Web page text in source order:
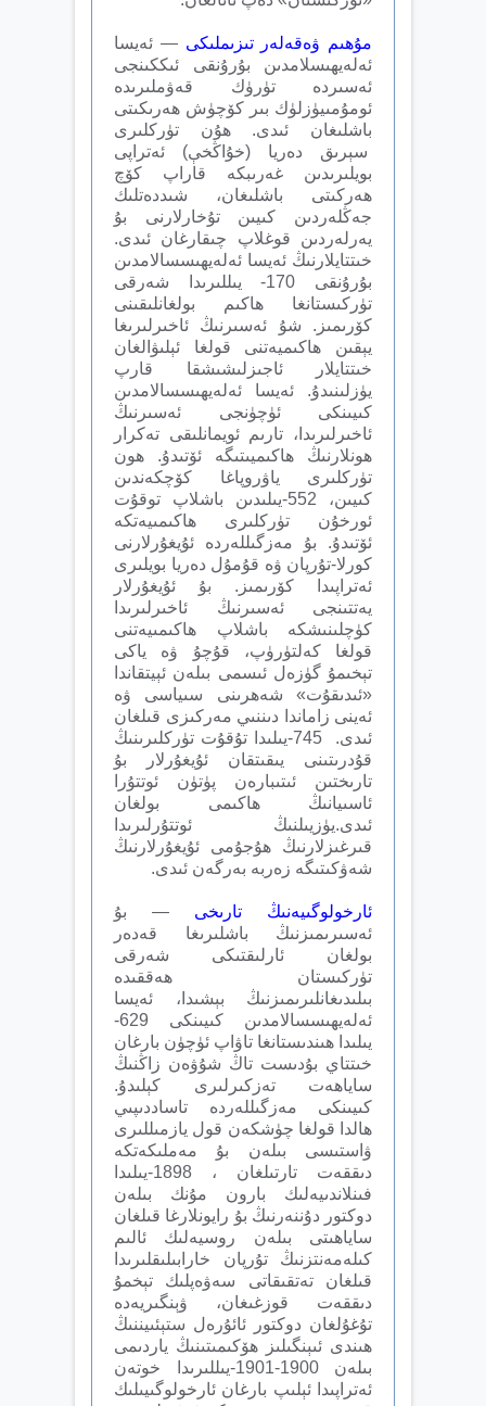
مۇھىم ۋەقەلەر تىزىملىكى — ئەيسا
ئەلەيھىسلامدىن بۇرۇنقى ئىككىنجى
ئەسىردە تۈرۈك قەۋملىرىدە
ئومۇمىيۈزلۈك بىر كۆچۈش ھەرىكىتى
باشلىغان ئىدى. ھۇن تۈركلىرى
سېرىق دەريا (خۇاڭخې) ئەتراپى
بويلىرىدىن غەرىبكە قاراپ كۆچ
ھەركىتى باشلىغان، شىددەتلىك
جەڭلەردىن كىيىن تۇخارلارنى بۇ
يەرلەردىن قوغلاپ چىقارغان ئىدى.
خىتتايلارنىڭ ئەيسا ئەلەيھىسسالامدىن
بۇرۇنقى 170- يىللىرىدا شەرقى
تۈركىستانغا ھاكىم بولغانلىقىنى
كۆرىمىز. شۇ ئەسىرنىڭ ئاخىرلىرىغا
يېقىن ھاكىميەتنى قولغا ئېلىۋالغان
خىتتايلار ئاجىزلىشىشقا قارپ
يۈزلىنىدۇ. ئەيسا ئەلەيھىسسالامدىن
كىيىنكى ئۈچۈنجى ئەسىرنىڭ
ئاخىرلىرىدا، تارىم ئويمانلىقى تەكرار
ھونلارنىڭ ھاكىميىتىگە ئۆتىدۇ. ھون
تۈركلىرى ياۋروپاغا كۆچكەندىن
كىيىن، 552-يىلىدىن باشلاپ توقۇت
ئ‍ورخۇن تۈركلىرى ھاكىمىيەتكە
ئۆتىدۇ. بۇ مەزگىللەردە ئۇيغۇرلارنى
كورلا-تۇرپان ۋە قۇمۇل دەريا بويلىرى
ئەتراپىدا كۆرىمىز. بۇ ئۇيغۇرلار
يەتتىنجى ئەسىرنىڭ ئاخىرلىرىدا
كۈچلىنىشكە باشلاپ ھاكىمىيەتنى
قولغا كەلتۈرۈپ، قۇچۇ ۋە ياكى
تېخىمۇ گۈزەل ئىسمى بىلەن ئېيتقاندا
«ئىدىقۇت» شەھرىنى سىياسى ۋە
ئەينى زاماندا دىننىي مەركىزى قىلغان
ئىدى. 745-يىلىدا تۇقۇت تۈركلىرىنىڭ
قۇدرىتىنى يىقىتقان ئۇيغۇرلار بۇ
تارىختىن ئىتىبارەن پۈتۈن ئوتتۇرا
ئاسىيانىڭ ھاكىمى بولغان
ئىدى.يۈزيىلنىڭ ئوتتۇرلىرىدا
قىرغىزلارنىڭ ھۇجۇمى ئۇيغۇرلارنىڭ
شەۋكىتىگە زەربە بەرگەن ئىدى.
ئارخولوگىيەنىڭ تارىخى — بۇ
ئەسىرىمىزنىڭ باشلىرىغا قەدەر
بولغان ئارلىقتىكى شەرقى
تۈركىستان ھەققىدە
بىلىدىغانلىرىمىزنىڭ بېشىدا، ئەيسا
ئەلەيھىسسالامدىن كىيىنكى 629-
يىلىدا ھىندىستانغا تاۋاپ ئۈچۈن بارغان
خىتتاي بۇدىست تاڭ شۇۋەن زاڭنىڭ
ساياھەت تەزكىرلىرى كېلىدۇ.
كىيىنكى مەزگىللەردە تاساددىپىي
ھالدا قولغا چۈشكەن قول يازمىللىرى
ۋاستىسى بىلەن بۇ مەملىكەتكە
دىققەت تارتىلغان ، 1898-يىلىدا
فىنلاندىيەلىك بارون مۇنك بىلەن
دوكتور دۇننەرنىڭ بۇ رايونلارغا قىلغان
ساياھىتى بىلەن روسيەلىك ئالىم
كىلەمەنتزنىڭ تۇرپان خارابىلىقلىرىدا
قىلغان تەتقىقاتى سەۋەپلىك تېخمۇ
دىققەت قوزغىغان، ۋېنگىريەدە
تۇغۇلغان دوكتور ئائۇرەل ستېئىيننىڭ
ھىندى ئىېنگىلىز ھۆكىمىتىنىڭ ياردىمى
بىلەن 1900-1901-يىللىرىدا خوتەن
ئەتراپىدا ئېلىپ بارغان ئارخولوگىيىلىك